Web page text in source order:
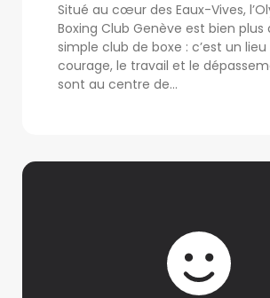
Situé au cœur des Eaux-Vives,
Boxing Club Genève est bien plus
simple club de boxe : c’est un lieu
courage, le travail et le
sont au centre de...